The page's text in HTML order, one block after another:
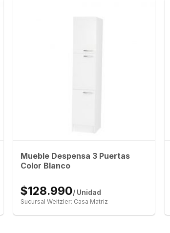
Mueble Despensa 3 Puertas
Color Blanco
$128.990/ Unidad
Sucursal Weitzler: Casa Matriz